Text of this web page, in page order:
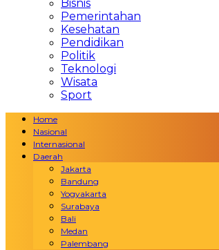
Bisnis
Pemerintahan
Kesehatan
Pendidikan
Politik
Teknologi
Wisata
Sport
Home
Nasional
Internasional
Daerah
Jakarta
Bandung
Yogyakarta
Surabaya
Bali
Medan
Palembang